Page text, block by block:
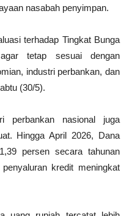
nasabah penyimpan.
terhadap Tingkat Bunga
tetap sesuai dengan
industri perbankan, dan
(30/5).
perbankan nasional juga
Hingga April 2026, Dana
persen secara tahunan
kredit meningkat